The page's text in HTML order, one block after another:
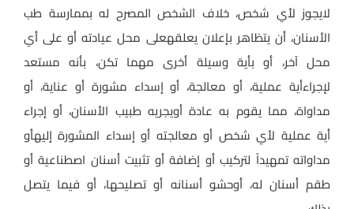
لايجوز لأي شخص، خلاف الشخص المصرح له بممارسة طب
الأسنان، أن يتظاهر بإعلان يعلقهعلى محل عيادته أو على أي
محل آخر، أو بأية وسيلة أخرى مهما تكن، بأنه مستعد
لإجراءأية عملية، أو معالجة، أو إسداء مشورة أو عناية، أو
مداواة، مما يقوم به عادة أويجريه طبيب الأسنان، أو إجراء
أية عملية لأي شخص أو معالجته أو إسداء المشورة إليهأو
مداواته تمهيداً لتركيب أو إضافة أو تثبيت أسنان اصطناعية أو
طقم أسنان له، أوحشو أسنانه أو تصليحها، أو فيما يتصل